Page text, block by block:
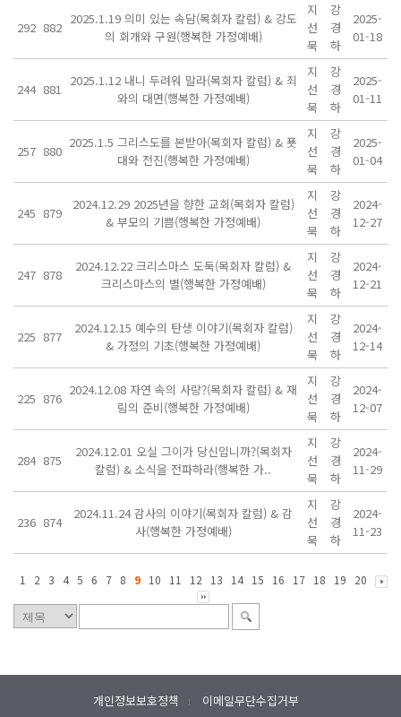
292 882
2025.1.19 의미 있는 속담(목회자 칼럼) & 강도
의 회개와 구원(행복한 가정예배)
지
선
묵
강
경
하
2025-
01-18
244 881
2025.1.12 내니 두려워 말라(목회자 칼럼) & 죄
와의 대면(행복한 가정예배)
지
선
묵
강
경
하
2025-
01-11
257 880
2025.1.5 그리스도를 본받아(목회자 칼럼) & 푯
대와 전진(행복한 가정예배)
지
선
묵
강
경
하
2025-
01-04
245 879
2024.12.29 2025년을 향한 교회(목회자 칼럼)
& 부모의 기쁨(행복한 가정예배)
지
선
묵
강
경
하
2024-
12-27
247 878
2024.12.22 크리스마스 도둑(목회자 칼럼) &
크리스마스의 별(행복한 가정예배)
지
선
묵
강
경
하
2024-
12-21
225 877
2024.12.15 예수의 탄생 이야기(목회자 칼럼)
& 가정의 기초(행복한 가정예배)
지
선
묵
강
경
하
2024-
12-14
225 876
2024.12.08 자연 속의 사랑?(목회자 칼럼) & 재
림의 준비(행복한 가정예배)
지
선
묵
강
경
하
2024-
12-07
284 875
2024.12.01 오실 그이가 당신입니까?(목회자
칼럼) & 소식을 전파하라(행복한 가..
지
선
묵
강
경
하
2024-
11-29
236 874
2024.11.24 감사의 이야기(목회자 칼럼) & 감
사(행복한 가정예배)
지
선
묵
강
경
하
2024-
11-23
1 2 3 4 5 6 7 8 9 10 11 12 13 14 15 16 17 18 19 20
개인정보보호정책 l 이메일무단수집거부